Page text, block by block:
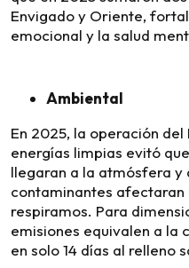
Envigado y Oriente,
emocional y la salud
Ambiental
En 2025, la operación
energías limpias evitó
llegaran a la atmósfera y
contaminantes afectaran
respiramos. Para
emisiones equivalen a la
en solo 14 días al relleno